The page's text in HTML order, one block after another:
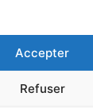
Accepter
Refuser